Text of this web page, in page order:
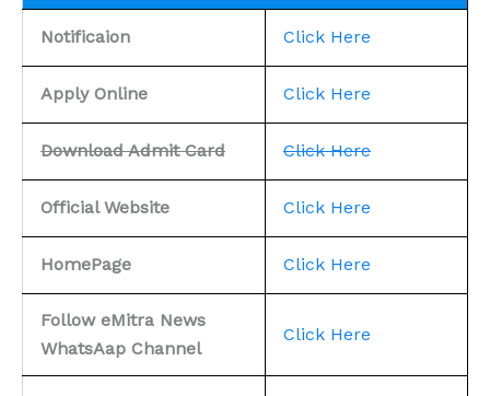
Notificaion Click Here
Apply Online Click Here
Download Admit Card Click Here
Official Website Click Here
HomePage Click Here
Follow eMitra News
WhatsAap Channel
Click Here